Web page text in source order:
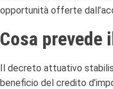
opportunità offerte
Cosa prevede
Il decreto attuativo
beneficio del credito